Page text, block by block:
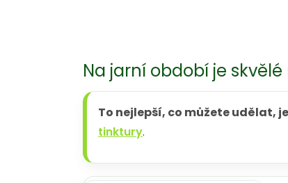
Na jarní období je
To nejlepší, co můžete udělat,
tinktury.